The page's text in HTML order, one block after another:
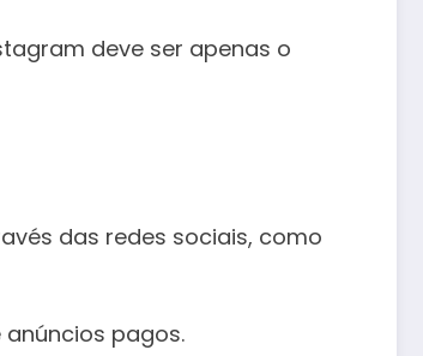
deve ser apenas o
das redes sociais, como
pagos.